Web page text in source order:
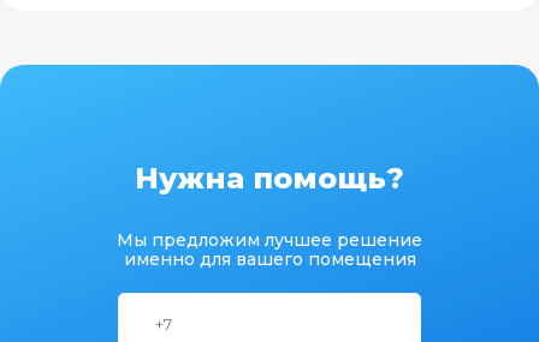
Нужна помощь?
Мы предложим лучшее решение
именно для вашего помещения